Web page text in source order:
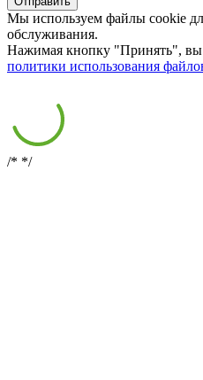
Мы используем файлы cookie
обслуживания.
Нажимая кнопку "Принять", вы
политики использования
/* */